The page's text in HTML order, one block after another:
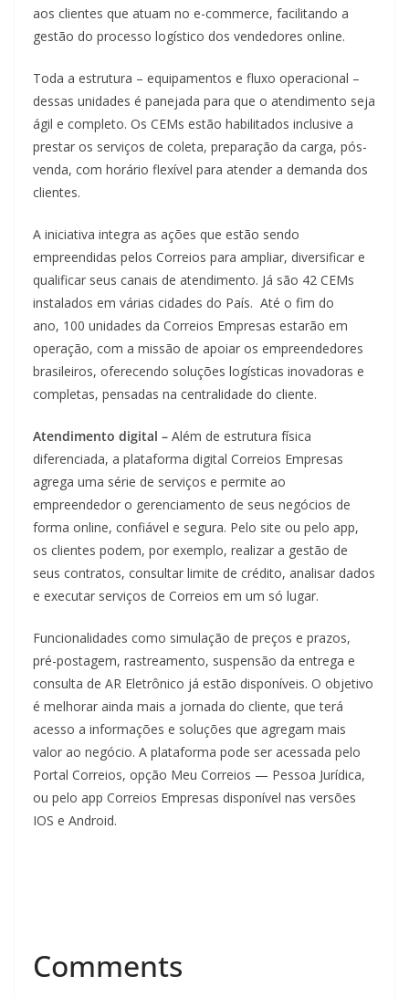
aos clientes que atuam no e-commerce, facilitando a
gestão do processo logístico dos vendedores online.
Toda a estrutura – equipamentos e fluxo operacional –
dessas unidades é panejada para que o atendimento seja
ágil e completo. Os CEMs estão habilitados inclusive a
prestar os serviços de coleta, preparação da carga, pós-
venda, com horário flexível para atender a demanda dos
clientes.
A iniciativa integra as ações que estão sendo
empreendidas pelos Correios para ampliar, diversificar e
qualificar seus canais de atendimento. Já são 42 CEMs
instalados em várias cidades do País. Até o fim do
ano, 100 unidades da Correios Empresas estarão em
operação, com a missão de apoiar os empreendedores
brasileiros, oferecendo soluções logísticas inovadoras e
completas, pensadas na centralidade do cliente.
Atendimento digital – Além de estrutura física
diferenciada, a plataforma digital Correios Empresas
agrega uma série de serviços e permite ao
empreendedor o gerenciamento de seus negócios de
forma online, confiável e segura. Pelo site ou pelo app,
os clientes podem, por exemplo, realizar a gestão de
seus contratos, consultar limite de crédito, analisar dados
e executar serviços de Correios em um só lugar.
Funcionalidades como simulação de preços e prazos,
pré-postagem, rastreamento, suspensão da entrega e
consulta de AR Eletrônico já estão disponíveis. O objetivo
é melhorar ainda mais a jornada do cliente, que terá
acesso a informações e soluções que agregam mais
valor ao negócio. A plataforma pode ser acessada pelo
Portal Correios, opção Meu Correios — Pessoa Jurídica,
ou pelo app Correios Empresas disponível nas versões
IOS e Android.
Comments